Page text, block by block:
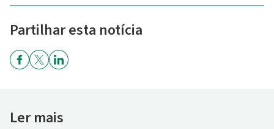
Partilhar esta notícia
Ler mais